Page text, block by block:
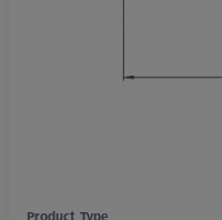
Product Type